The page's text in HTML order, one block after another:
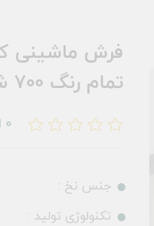
تمام رنگ 700 شانه
0 از 5
جنس نخ :
تکنولوژی تولید :